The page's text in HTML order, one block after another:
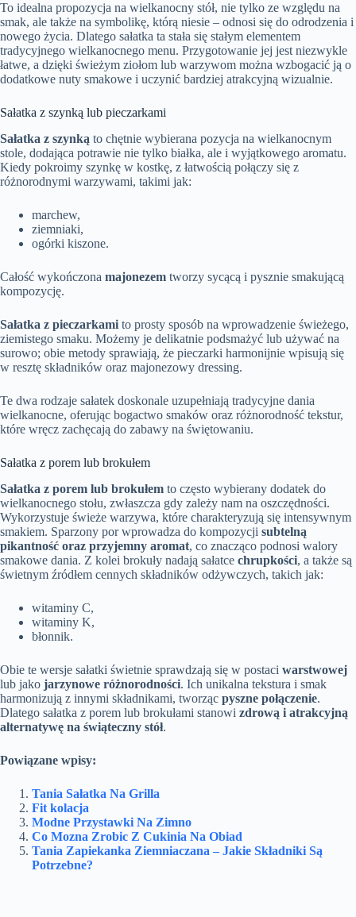
To idealna propozycja na wielkanocny stół, nie tylko ze względu na
smak, ale także na symbolikę, którą niesie – odnosi się do odrodzenia i
nowego życia. Dlatego sałatka ta stała się stałym elementem
tradycyjnego wielkanocnego menu. Przygotowanie jej jest niezwykle
łatwe, a dzięki świeżym ziołom lub warzywom można wzbogacić ją o
dodatkowe nuty smakowe i uczynić bardziej atrakcyjną wizualnie.
Sałatka z szynką lub pieczarkami
Sałatka z szynką to chętnie wybierana pozycja na wielkanocnym
stole, dodająca potrawie nie tylko białka, ale i wyjątkowego aromatu.
Kiedy pokroimy szynkę w kostkę, z łatwością połączy się z
różnorodnymi warzywami, takimi jak:
marchew,
ziemniaki,
ogórki kiszone.
Całość wykończona majonezem tworzy sycącą i pysznie smakującą
kompozycję.
Sałatka z pieczarkami to prosty sposób na wprowadzenie świeżego,
ziemistego smaku. Możemy je delikatnie podsmażyć lub używać na
surowo; obie metody sprawiają, że pieczarki harmonijnie wpisują się
w resztę składników oraz majonezowy dressing.
Te dwa rodzaje sałatek doskonale uzupełniają tradycyjne dania
wielkanocne, oferując bogactwo smaków oraz różnorodność tekstur,
które wręcz zachęcają do zabawy na świętowaniu.
Sałatka z porem lub brokułem
Sałatka z porem lub brokułem to często wybierany dodatek do
wielkanocnego stołu, zwłaszcza gdy zależy nam na oszczędności.
Wykorzystuje świeże warzywa, które charakteryzują się intensywnym
smakiem. Sparzony por wprowadza do kompozycji subtelną
pikantność oraz przyjemny aromat, co znacząco podnosi walory
smakowe dania. Z kolei brokuły nadają sałatce chrupkości, a także są
świetnym źródłem cennych składników odżywczych, takich jak:
witaminy C,
witaminy K,
błonnik.
Obie te wersje sałatki świetnie sprawdzają się w postaci warstwowej
lub jako jarzynowe różnorodności. Ich unikalna tekstura i smak
harmonizują z innymi składnikami, tworząc pyszne połączenie.
Dlatego sałatka z porem lub brokułami stanowi zdrową i atrakcyjną
alternatywę na świąteczny stół.
Powiązane wpisy:
Tania Sałatka Na Grilla
Fit kolacja
Modne Przystawki Na Zimno
Co Mozna Zrobic Z Cukinia Na Obiad
Tania Zapiekanka Ziemniaczana – Jakie Składniki Są
Potrzebne?